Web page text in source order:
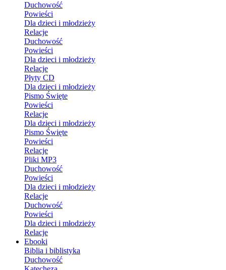
Duchowość
Powieści
Dla dzieci i młodzieży
Relacje
Duchowość
Powieści
Dla dzieci i młodzieży
Relacje
Płyty CD
Dla dzieci i młodzieży
Pismo Święte
Powieści
Relacje
Dla dzieci i młodzieży
Pismo Święte
Powieści
Relacje
Pliki MP3
Duchowość
Powieści
Dla dzieci i młodzieży
Relacje
Duchowość
Powieści
Dla dzieci i młodzieży
Relacje
Ebooki
Biblia i biblistyka
Duchowość